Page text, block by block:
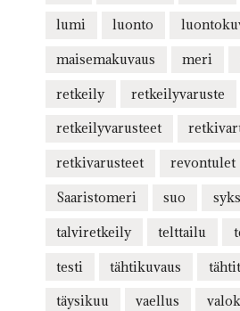
lumi luonto
maisemakuvaus meri
retkeily retkeilyvaruste
retkeilyvarusteet
retkivarusteet revontulet
Saaristomeri suo
talviretkeily telttailu
testi tähtikuvaus
täysikuu vaellus